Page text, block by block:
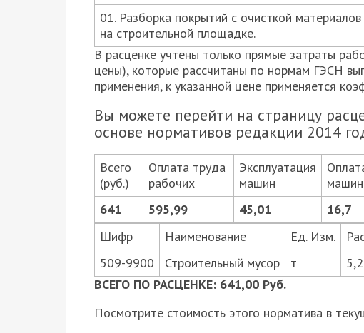
01. Разборка покрытий с очисткой
на строительной площадке.
В расценке учтены только прямые затраты
цены), которые рассчитаны по нормам ГЭСН
применения, к указанной цене применяется
Вы можете перейти на страницу
основе нормативов редакции 2014
Всего
(руб.)
Оплата труда
рабочих
Эксплуатация
машин
641
595,99 45,01 16,7
Шифр
Наименование Ед. Изм.
509-9900
Строительный мусор т 5,2
ВСЕГО ПО РАСЦЕНКЕ: 641,00 Руб.
Посмотрите стоимость этого норматива в